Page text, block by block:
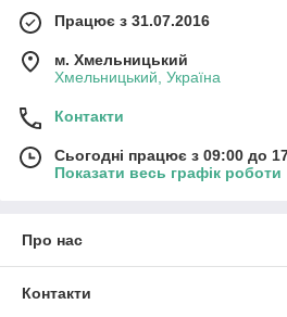
Працює з 31.07.2016
м. Хмельницький
Хмельницький, Україна
Контакти
Сьогодні працює з 09:00 до
Показати весь графік роботи
Про нас
Контакти